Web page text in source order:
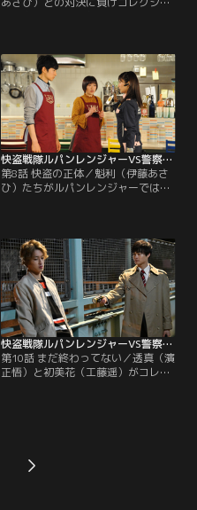
ブンドルト・ペギーを発見。しか
し、圭一郎はブンドルトを早急に倒
すことより、戦いを引き延ばしてル
パンレンジャーをおびき出すことを
優先し、つかさ（奥山かずさ）に引
っぱたかれる。
快盗戦隊ルパンレンジャーVS警察戦隊パトレンジャー 第08話
第8話 快盗の正体／魁利（伊藤あさ
ひ）たちがルパンレンジャーではな
星）は半信半疑の中、初美花（工藤
遥）の潔白を証明したい咲也（横山
涼）は、ギャングラーが現れたとい
うウソの情報を流し3人をおびき出
すオトリ作戦を提案。
快盗戦隊ルパンレンジャーVS警察戦隊パトレンジャー 第10話
第10話 まだ終わってない／透真（濱
正悟）と初美花（工藤遥）がコレク
一郎との会話の中、魁利は兄が消え
た事件の手掛かりとなる男の話を聞